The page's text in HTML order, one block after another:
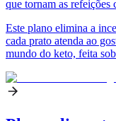
que tornam as refeições
Este plano elimina a
cada prato atenda ao
mundo do keto, feita